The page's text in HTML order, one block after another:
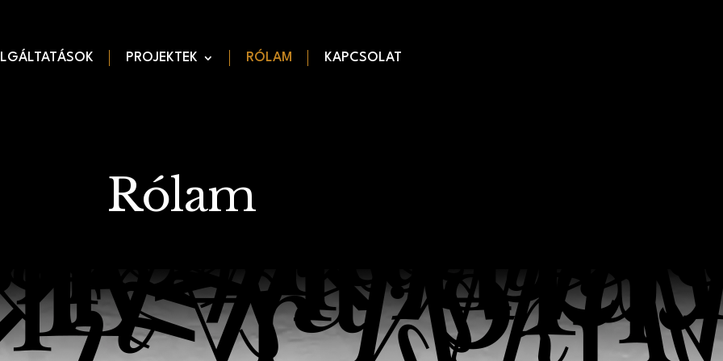
PROJEKTEK RÓLAM KAPCSOLAT
Rólam